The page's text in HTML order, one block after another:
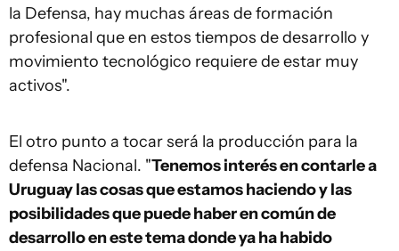
la Defensa, hay muchas áreas de formación
profesional que en estos tiempos de desarrollo y
movimiento tecnológico requiere de estar muy
activos".
El otro punto a tocar será la producción para la
defensa Nacional. "Tenemos interés en contarle a
Uruguay las cosas que estamos haciendo y las
posibilidades que puede haber en común de
desarrollo en este tema donde ya ha habido